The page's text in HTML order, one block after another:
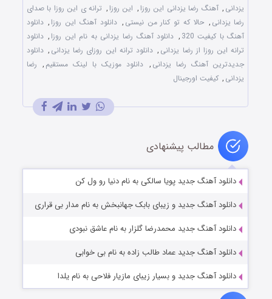
یزدانی , آهنگ رضا یزدانی این روزا, این روزا, ترانه ی این روزا با صدای
رضا یزدانی , حالا که تو کنار من نیستی , دانلود آهنگ این روزا, دانلود
آهنگ با کیفیت 320
, دانلود آهنگ رضا یزدانی به نام این روزا, دانلود
ترانه این روزا از رضا یزدانی , دانلود ترانه این روزای رضا یزدانی , دانلود
جدیدترین آهنگ رضا یزدانی , دانلود موزیک با لینک مستقیم , رضا
یزدانی , کیفیت اورجینال
مطالب پیشنهادی
دانلود آهنگ جدید پویا سالکی به نام دنیا رو ول کن
دانلود آهنگ جدید و زیبای بابک جهانبخش به نام مدار بی قراری
دانلود آهنگ جدید محمدرضا گلزار به نام عاشق نبودی
دانلود آهنگ جدید عماد طالب زاده به نام بی خوابی
دانلود آهنگ جدید و بسیار زیبای مازیار فلاحی به نام یلدا